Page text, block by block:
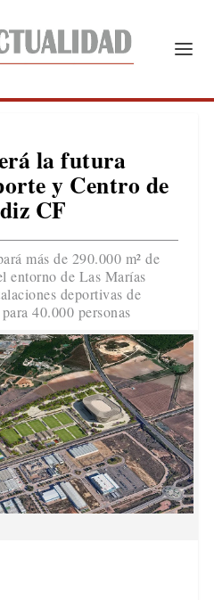
la futura
y Centro de
CF
más de 290.000 m² de
entorno de Las Marías
deportivas de
40.000 personas